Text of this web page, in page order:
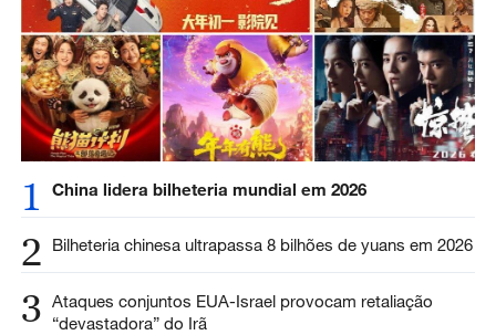
1 China lidera bilheteria mundial em 2026
2 Bilheteria chinesa ultrapassa 8 bilhões de yuans em 2026
3 Ataques conjuntos EUA-Israel provocam retaliação
“devastadora” do Irã